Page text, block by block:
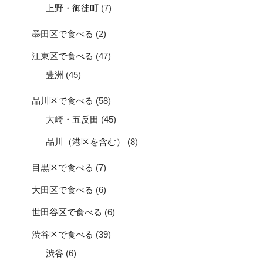
上野・御徒町 (7)
墨田区で食べる (2)
江東区で食べる (47)
豊洲 (45)
品川区で食べる (58)
大崎・五反田 (45)
品川（港区を含む） (8)
目黒区で食べる (7)
大田区で食べる (6)
世田谷区で食べる (6)
渋谷区で食べる (39)
渋谷 (6)